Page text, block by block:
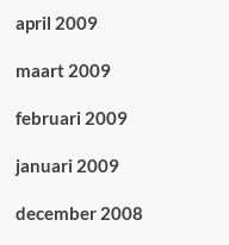
april 2009
maart 2009
februari 2009
januari 2009
december 2008